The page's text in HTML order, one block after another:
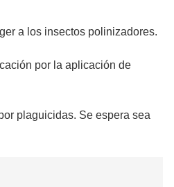
a los insectos polinizadores.
por la aplicación de
plaguicidas. Se espera sea